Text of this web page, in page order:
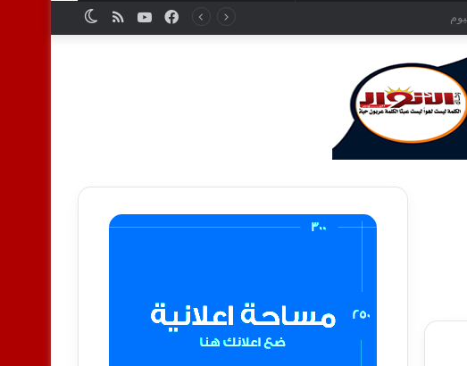
عن
ملخصيوتيوب
فيسبوك